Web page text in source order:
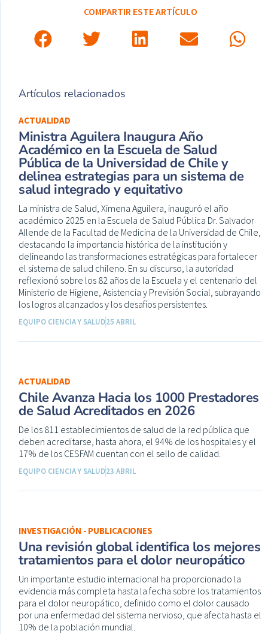
COMPARTIR ESTE ARTÍCULO
Artículos relacionados
ACTUALIDAD
Ministra Aguilera Inaugura Año
Académico en la Escuela de Salud
Pública de la Universidad de Chile y
delinea estrategias para un sistema de
salud integrado y equitativo
La ministra de Salud, Ximena Aguilera, inauguró el año
académico 2025 en la Escuela de Salud Pública Dr. Salvador
Allende de la Facultad de Medicina de la Universidad de Chile,
destacando la importancia histórica de la institución y
delineando las transformaciones estratégicas para fortalecer
el sistema de salud chileno. En su discurso, la autoridad
reflexionó sobre los 82 años de la Escuela y el centenario del
Ministerio de Higiene, Asistencia y Previsión Social, subrayando
los logros alcanzados y los desafíos persistentes.
EQUIPO CIENCIA Y SALUD25 ABRIL
ACTUALIDAD
Chile Avanza Hacia los 1000 Prestadores
de Salud Acreditados en 2026
De los 811 establecimientos de salud de la red pública que
deben acreditarse, hasta ahora, el 94% de los hospitales y el
17% de los CESFAM cuentan con el sello de calidad.
EQUIPO CIENCIA Y SALUD23 ABRIL
INVESTIGACIÓN - PUBLICACIONES
Una revisión global identifica los mejores
tratamientos para el dolor neuropático
Un importante estudio internacional ha proporcionado la
evidencia más completa hasta la fecha sobre los tratamientos
para el dolor neuropático, definido como el dolor causado
por una enfermedad del sistema nervioso, que afecta hasta el
10% de la población mundial.